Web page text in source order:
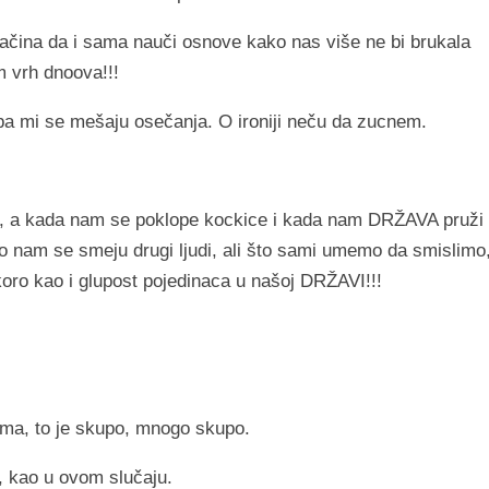
da i sama nauči osnove kako nas više ne bi brukala
vrh dnoova!!!
mi se mešaju osečanja. O ironiji neču da zucnem.
kada nam se poklope kockice i kada nam DRŽAVA pruži
se smeju drugi ljudi, ali što sami umemo da
kao i glupost pojedinaca u našoj DRŽAVI!!!
to je skupo, mnogo skupo.
kao u ovom slučaju.